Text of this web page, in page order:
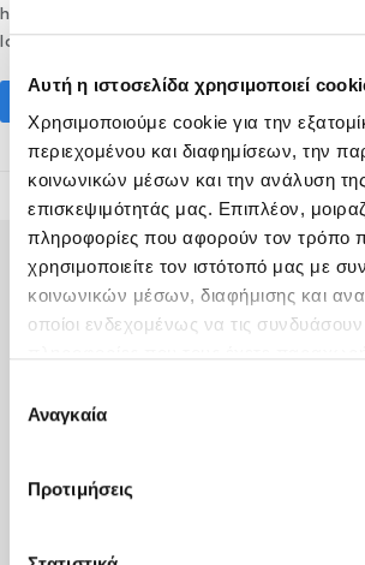
Αυτή η ιστοσελίδα χρησιμοποιεί
Χρησιμοποιούμε cookie για την
περιεχομένου και διαφημίσεων, την
κοινωνικών μέσων και την ανάλυση
επισκεψιμότητάς μας. Επιπλέον,
πληροφορίες που αφορούν τον τρόπο
χρησιμοποιείτε τον ιστότοπό μας με
κοινωνικών μέσων, διαφήμισης και
οποίοι ενδεχομένως να τις
των υπηρεσιών τους.
συγκατάθεσης
Αναγκαία
Προτιμήσεις
hustle and bustle of its streets. In that
lot to visit with your family outside the
Heraklion 71500 Crete, Greece
Email:fodele@fodelebeach.gr